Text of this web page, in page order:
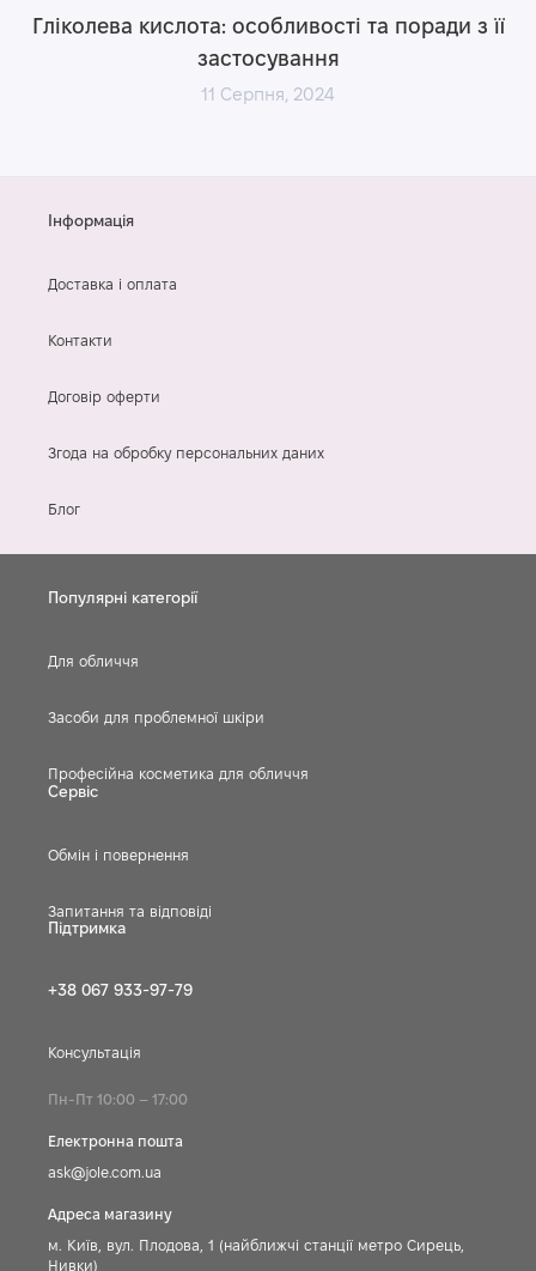
Гліколева кислота: особливості та поради з її
застосування
11 Серпня, 2024
Інформація
Доставка і оплата
Контакти
Договір оферти
Згода на обробку персональних даних
Блог
Популярні категорії
Для обличчя
Засоби для проблемної шкіри
Професійна косметика для обличчя
Сервіс
Обмін і повернення
Запитання та відповіді
Підтримка
+38 067 933-97-79
Консультація
Пн-Пт 10:00 – 17:00
Електронна пошта
ask@jole.com.ua
Адреса магазину
м. Київ, вул. Плодова, 1 (найближчі станції метро Сирець,
Нивки)